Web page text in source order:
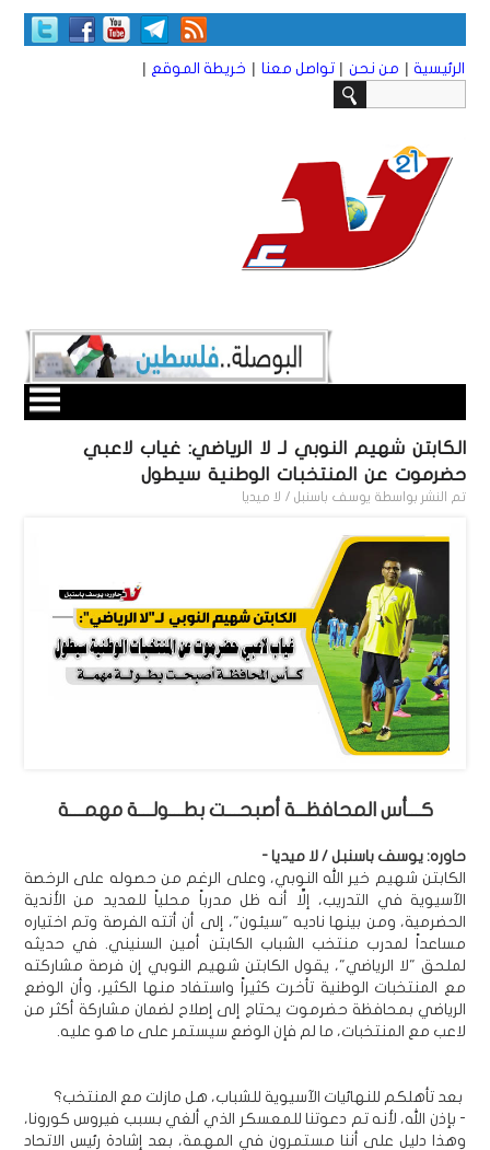
الرئيسية | من نحن | تواصل معنا | خريطة الموقع |
الكابتن شهيم النوبي لـ لا الرياضي: غياب لاعبي
حضرموت عن المنتخبات الوطنية سيطول
تم النشر بواسطة يوسف باسنبل / لا ميديا
كـــأس المحافظــة أصبحـــت بطـــولـــة مهمـــة
حاوره: يوسف باسنبل / لا ميديا -
الكابتن شهيم خير الله النوبي، وعلى الرغم من حصوله على الرخصة
الآسيوية في التدريب، إلَّا أنه ظل مدرباً محلياً للعديد من الأندية
الحضرمية، ومن بينها ناديه "سيئون"، إلى أن أتته الفرصة وتم اختياره
مساعداً لمدرب منتخب الشباب الكابتن أمين السنيني. في حديثه
لملحق "لا الرياضي"، يقول الكابتن شهيم النوبي إن فرصة مشاركته
مع المنتخبات الوطنية تأخرت كثيراً واستفاد منها الكثير، وأن الوضع
الرياضي بمحافظة حضرموت يحتاج إلى إصلاح لضمان مشاركة أكثر من
لاعب مع المنتخبات، ما لم فإن الوضع سيستمر على ما هو عليه.
بعد تأهلكم للنهائيات الآسيوية للشباب، هل مازلت مع المنتخب؟
- بإذن الله، لأنه تم دعوتنا للمعسكر الذي ألغي بسبب فيروس كورونا،
وهذا دليل على أننا مستمرون في المهمة، بعد إشادة رئيس الاتحاد